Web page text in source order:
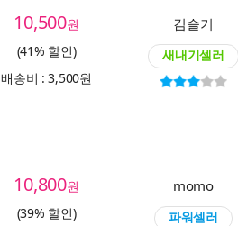
10,500원
(41% 할인)
배송비 : 3,500원
김슬기
새내기셀러
10,800원
(39% 할인)
momo
파워셀러